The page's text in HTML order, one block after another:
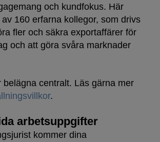
och kundfokus. Här
160 erfarna kollegor, som drivs
fler och säkra exportaffärer för
och att göra svåra marknader
belägna centralt. Läs gärna mer
.
arbetsuppgifter
kommer dina